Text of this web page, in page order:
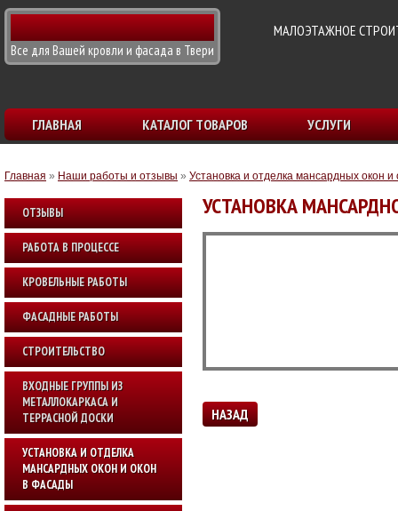
Все для Вашей кровли и фасада в Твери
МАЛОЭТАЖНОЕ
ГЛАВНАЯ КАТАЛОГ ТОВАРОВ УСЛУГИ
Главная » Наши работы и отзывы » Установка и отделка мансардных окон
ОТЗЫВЫ
РАБОТА В ПРОЦЕССЕ
КРОВЕЛЬНЫЕ РАБОТЫ
ФАСАДНЫЕ РАБОТЫ
СТРОИТЕЛЬСТВО
ВХОДНЫЕ ГРУППЫ ИЗ
МЕТАЛЛОКАРКАСА И
ТЕРРАСНОЙ ДОСКИ
УСТАНОВКА И ОТДЕЛКА
МАНСАРДНЫХ ОКОН И ОКОН
В ФАСАДЫ
УСТАНОВКА
НАЗАД